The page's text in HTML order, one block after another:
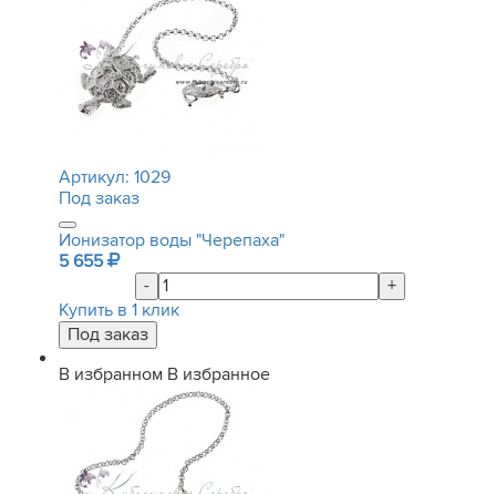
Артикул: 1029
Под заказ
Ионизатор воды "Черепаха"
5 655
-
+
Купить в 1 клик
В избранном В избранное